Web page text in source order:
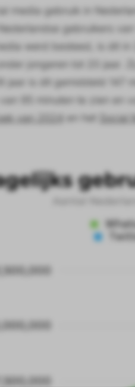
media gebruik in
Nederlandse gebruikers
werd besteed, is dit
jongeren tot 20 jaar.
jaar is dit gemiddeld 147
95 minuten te zien en
van 2024
en het